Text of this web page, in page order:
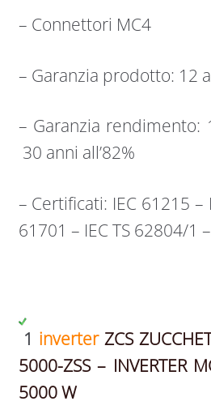
– Connettori MC4
– Garanzia prodotto: 12
– Garanzia rendimento:
30 anni all’82%
– Certificati: IEC 61215 –
61701 – IEC TS 62804/1 –
1 inverterZCS
5000-ZSS – INVERTER
5000 W